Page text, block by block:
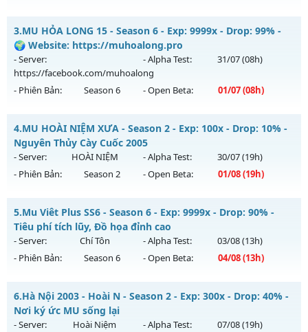
Thể loại: Mu Nguyên bản Webzen
Antihack: ICMPROTECT ✅ 🔴 ✨ ⚡️
MU HỎA LONG 6.9 - 🌍 Website: https://muhoalong.pro
Mu mới ra tháng 07 2026 - Mở máy chủ
https://facebook.com/muhoalongvào 19h ngày
30/07/2626
Exp: 9999x - Drop: 99%
Thể loại: Mu Nguyên bản Webzen
Antihack: Xshiel
3.MU HỎA LONG 15 - Season 6 - Exp: 9999x - Drop: 99% -
🌍 Website: https://muhoalong.pro
- Server:
https://facebook.com/muhoalong
- Alpha Test: 31/07(08h)
- Phiên Bản: Season 6 - Open Beta: 01/07(08h)
MU HỎA LONG 15 - 🌍 Website: https://muhoalong.pro
Mu mới ra tháng 07 2026 - Mở máy chủ
https://facebook.com/muhoalongvào 08h ngày
01/07/2626
Kiểu reset: Non Reset
Thể loại: Mu Nguyên bản Webzen
Antihack: Xshiel
4.MU HOÀI NIỆM XƯA - Season 2 - Exp: 100x - Drop: 10% -
Nguyên Thủy Cày Cuốc 2005
- Server: HOÀI NIỆM - Alpha Test: 30/07(19h)
- Phiên Bản:
Season 2 - Open Beta: 01/08(19h)
MU HOÀI NIỆM XƯA - Nguyên Thủy Cày Cuốc 2005
Mu mới ra tháng 08 2026 - Mở máy chủ
ngày 01/08/2626
Exp: 100x - Drop: 10%
Thể loại: Mu Nguyên bản Webzen
Antihack: Phiên bản mới nhất
5.Mu Viêt Plus SS6 - Season 6 - Exp: 9999x - Drop: 90% -
Tiêu phí tích lũy, Đồ họa đỉnh cao
- Server: Chí Tôn - Alpha Test: 03/08(13h)
- Phiên Bản:
Season 6 - Open Beta: 04/08(13h)
Mu Viêt Plus SS6 - Tiêu phí tích lũy, Đồ họa đỉnh cao
Mu mới ra tháng 08 2026 - Mở máy chủ
ngày 04/08/2626
6.Hà Nội 2003 - Hoài N - Season 2 - Exp: 300x - Drop: 40% -
Nơi ký ức MU sống lại
- Server: Hoài Niệm - Alpha Test: 07/08(19h)